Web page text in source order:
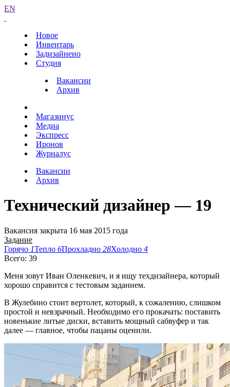
EN
Новое
Инвентарь
Задизайнено
Студия
Вакансии
Архив
Магазинус
Медиа
Экспресс
Иронов
Журналус
Вакансии
Архив
Технический дизайнер — 19
Вакансия закрыта 16 мая 2015 года
Задание
Горячо 1Тепло 6Прохладно 28Холодно 4
Всего: 39
Меня зовут Иван Оленкевич, и я ищу техдизайнера, который
хорошо справится с тестовым заданием.
В Жулебино стоит вертолет, который, к сожалению, слишком
простой и невзрачный. Необходимо его прокачать: поставить
новенькие литые диски, вставить мощный сабвуфер и так
далее — главное, чтобы пацаны оценили.